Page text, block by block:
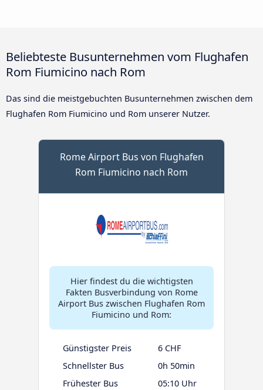
Beliebteste Busunternehmen vom Flughafen
Rom Fiumicino nach Rom
Das sind die meistgebuchten Busunternehmen zwischen dem
Flughafen Rom Fiumicino und Rom unserer Nutzer.
Rome Airport Bus von Flughafen
Rom Fiumicino nach Rom
Hier findest du die wichtigsten
Fakten Busverbindung von Rome
Airport Bus zwischen Flughafen Rom
Fiumicino und Rom:
Günstigster Preis
6 CHF
Schnellster Bus
0h 50min
Frühester Bus
05:10 Uhr